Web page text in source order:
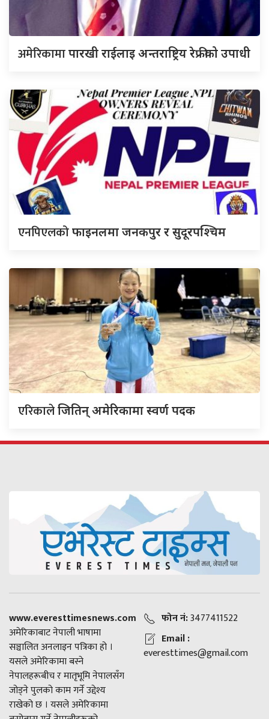
अमेरिकामापारखी राईलाइ अन्तराष्ट्रिय रेफ्रीको उपाधी
एनपिएलकोफाइनलमा जनकपुर र सुदूरपश्चिम
एरिकालेजितिन् अमेरिकामा स्वर्ण पदक
www.everesttimesnews.com
अमेरिकाबाट नेपाली भाषामा
सञ्चालित अनलाइन पत्रिका हो ।
यसले अमेरिकामा बस्ने
नेपालहरूबीच र मातृभूमि नेपालसँग
जोड्ने पुलको काम गर्ने उद्देश्य
राखेको छ । यसले अमेरिकामा
फोन नं:3477411522
Email :
everesttimes@gmail.com